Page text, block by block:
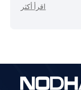
اقرأ أكثر